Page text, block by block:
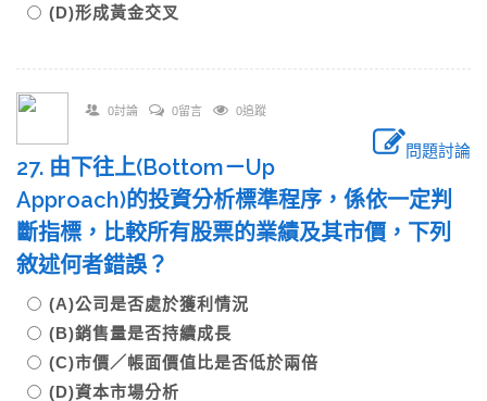
(D)形成黃金交叉
0討論 0留言 0追蹤
問題討論
27. 由下往上(Bottom－Up
Approach)的投資分析標準程序，係依一定判
斷指標，比較所有股票的業績及其市價，下列
敘述何者錯誤？
(A)公司是否處於獲利情況
(B)銷售量是否持續成長
(C)市價／帳面價值比是否低於兩倍
(D)資本市場分析